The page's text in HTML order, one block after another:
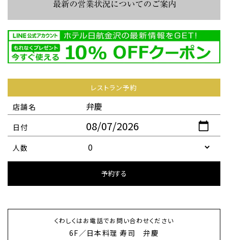
レストラン予約
店舗名
日付
人数
くわしくはお電話でお問い合わせください
6F／日本料理 寿司 弁慶